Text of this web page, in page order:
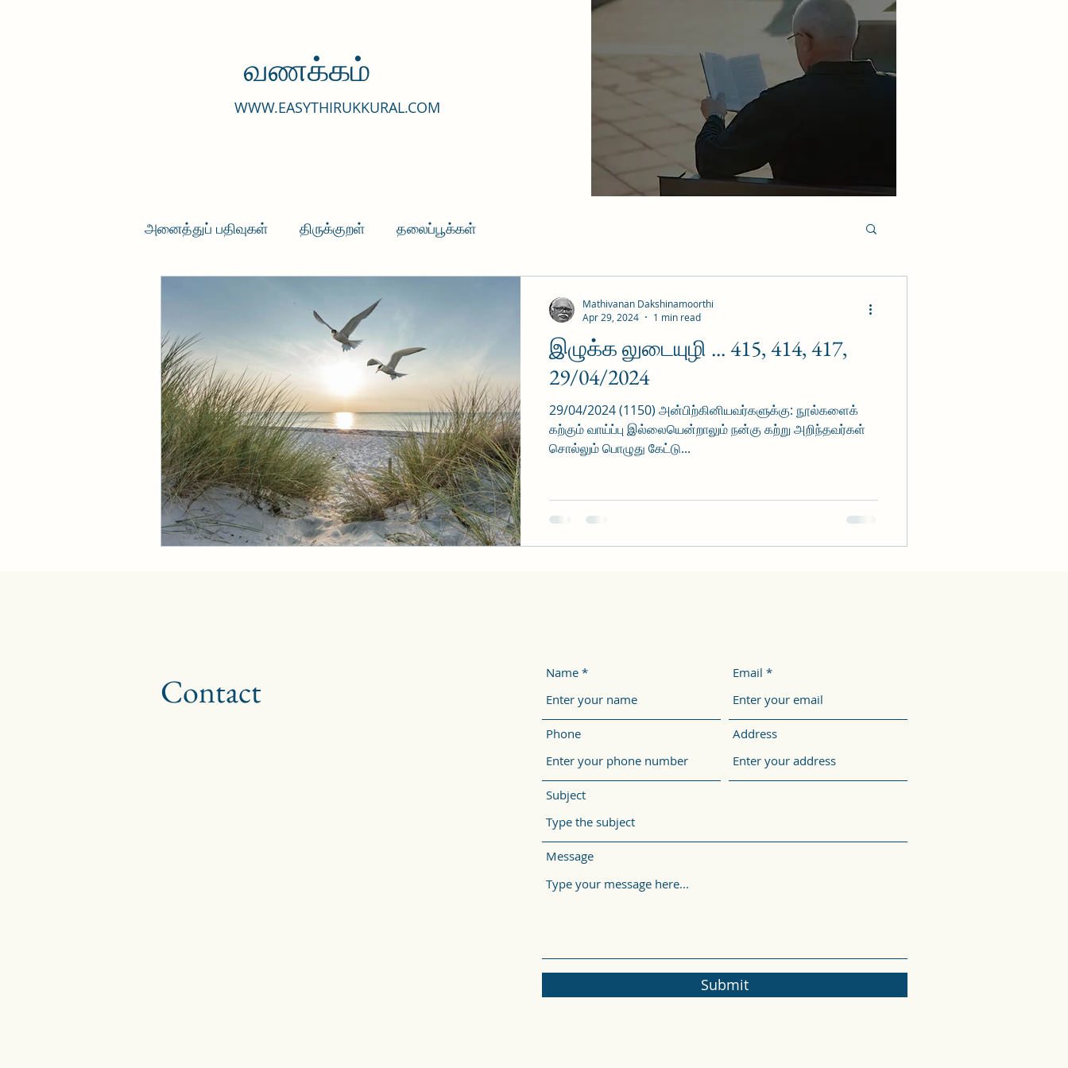
வணக்கம்
WWW.EASYTHIRUKKURAL.COM
அனைத்துப் பதிவுகள் திருக்குறள் தலைப்பூக்கள்
இழுக்க லுடையுழி ... 415, 414, 417,
29/04/2024
29/04/2024 (1150) அன்பிற்கினியவர்களுக்கு: நூல்களைக்
கற்கும் வாய்ப்பு இல்லையென்றாலும் நன்கு கற்று அறிந்தவர்கள்
சொல்லும் பொழுது கேட்டு...
Mathivanan Dakshinamoorthi
Apr 29, 2024
1 min read
Contact Name Email
Phone Address
Subject
Message
Submit